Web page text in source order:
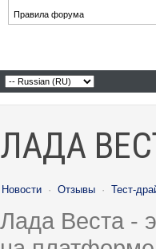
Правила форума
ЛАДА
Новости · Отзывы · Тест-
Лада Веста -